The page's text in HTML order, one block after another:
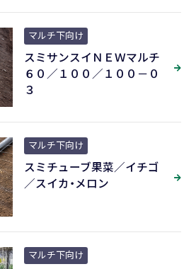
マルチ下向け
スミサンスイＮＥＷマルチ
６０／１００／１００－０
３
マルチ下向け
スミチューブ果菜／イチゴ
／スイカ・メロン
マルチ下向け